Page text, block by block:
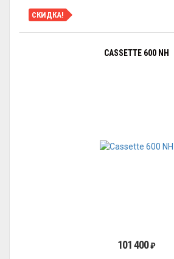
СКИДКА!
CASSETTE 600 NH
101 400₽